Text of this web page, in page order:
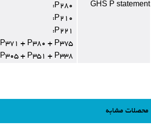
GHS P statement
P280:
P210:
P221:
P371 + P380 + P375:
P305 + P351 + P338:
محصلات مشابه